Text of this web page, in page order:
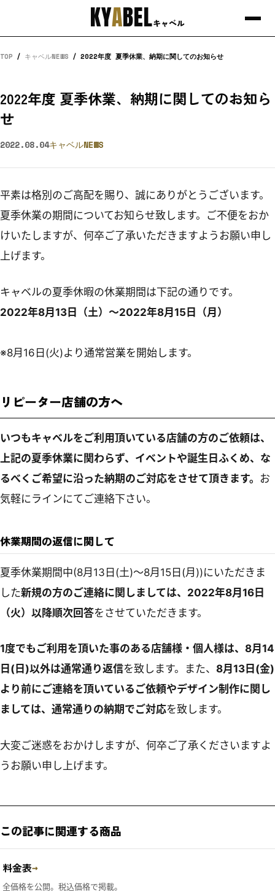
KYABELキャベル
TOP / キャベルNEWS / 2022年度 夏季休業、納期に関してのお知らせ
2022年度 夏季休業、納期に関してのお知ら
せ
2022.08.04キャベルNEWS
平素は格別のご高配を賜り、誠にありがとうございます。
夏季休業の期間についてお知らせ致します。ご不便をおか
けいたしますが、何卒ご了承いただきますようお願い申し
上げます。
キャベルの夏季休暇の休業期間は下記の通りです。
2022年8月13日（土）～2022年8月15日（月）
※8月16日(火)より通常営業を開始します。
リピーター店舗の方へ
いつもキャベルをご利用頂いている店舗の方のご依頼は、
上記の夏季休業に関わらず、イベントや誕生日ふくめ、な
るべくご希望に沿った納期のご対応をさせて頂きます。 お
気軽にラインにてご連絡下さい。
休業期間の返信に関して
夏季休業期間中(8月13日(土)～8月15日(月))にいただきま
した新規の方のご連絡に関しましては、2022年8月16日
（火）以降順次回答をさせていただきます。
1度でもご利用を頂いた事のある店舗様・個人様は、8月14
日(日)以外は通常通り返信を致します。また、 8月13日(金)
より前にご連絡を頂いているご依頼やデザイン制作に関し
ましては、通常通りの納期でご対応を致します。
大変ご迷惑をおかけしますが、何卒ご了承くださいますよ
うお願い申し上げます。
この記事に関連する商品
料金表→
全価格を公開。税込価格で掲載。